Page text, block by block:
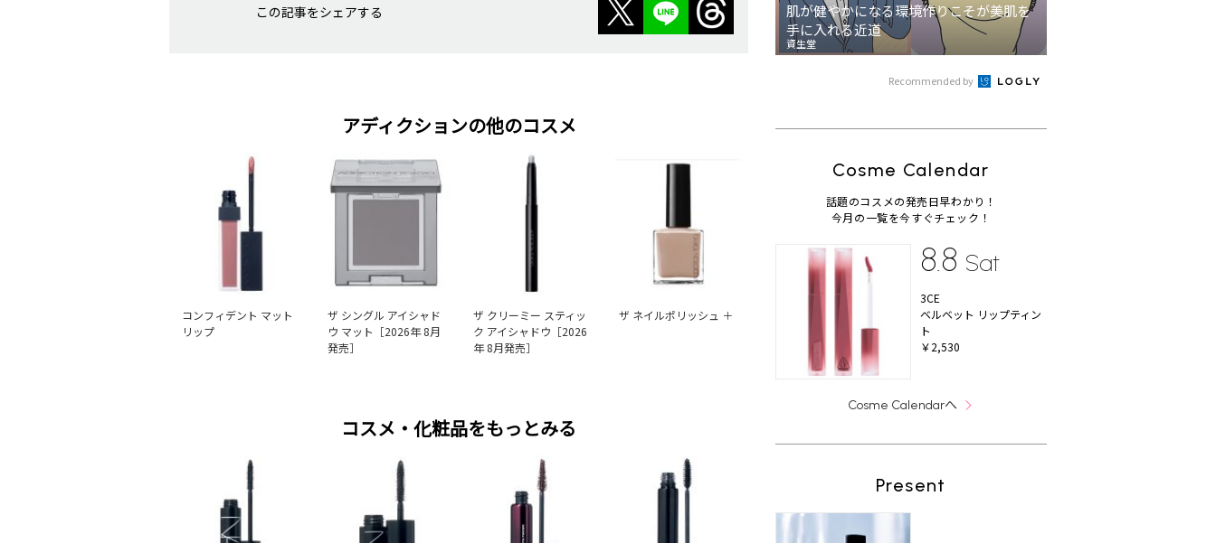
この記事をシェアする
アディクションの他のコスメ
コンフィデント マット
リップ
ザ シングル アイシャド
ウ マット［2026年 8月
発売］
ザ クリーミー スティッ
ク アイシャドウ［2026
年 8月発売］
ザ ネイルポリッシュ ＋
コスメ・化粧品をもっとみる
肌が健やかになる環境作りこそが美肌を
手に入れる近道
資生堂
Recommended by
Cosme Calendar
話題のコスメの発売日早わかり！
今月の一覧を今すぐチェック！
8.8 Sat
3CE
ベルベット リップティン
ト
￥2,530
Cosme Calendarへ
Present